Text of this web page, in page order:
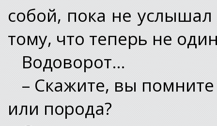
собой, пока не
тому, что теперь не
Водоворот…
– Скажите, вы
или порода?